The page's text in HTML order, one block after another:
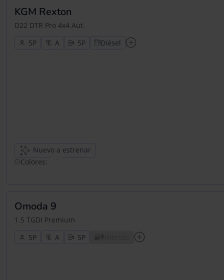
KGM Rexton
D22 DTR Pro 4x4 Aut.
5
5 Diésel
Nuevo a estrenar
Colores:
Omoda 9
1.5 TGDI Premium
5
5